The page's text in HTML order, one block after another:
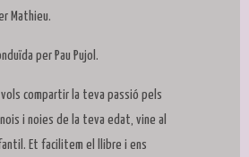
Mathieu.
per Pau Pujol.
compartir la teva passió pels
i noies de la teva edat, vine al
Et facilitem el llibre i ens